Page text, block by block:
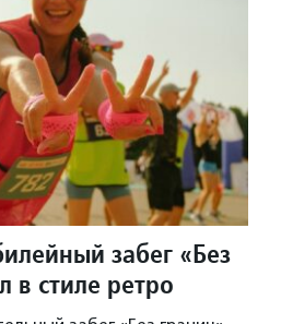
забег «Без
в стиле ретро